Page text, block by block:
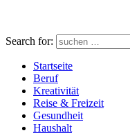
Search for:
Startseite
Beruf
Kreativität
Reise & Freizeit
Gesundheit
Haushalt